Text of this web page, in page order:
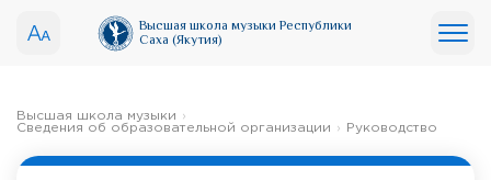
Высшая школа музыки Республики
Саха (Якутия)
Высшая школа музыки
Сведения об образовательной организации
Руководство